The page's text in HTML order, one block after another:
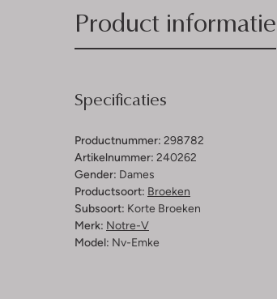
Product informatie
Specificaties
Productnummer: 298782
Artikelnummer: 240262
Gender: Dames
Productsoort: Broeken
Subsoort: Korte Broeken
Merk: Notre-V
Model: Nv-Emke